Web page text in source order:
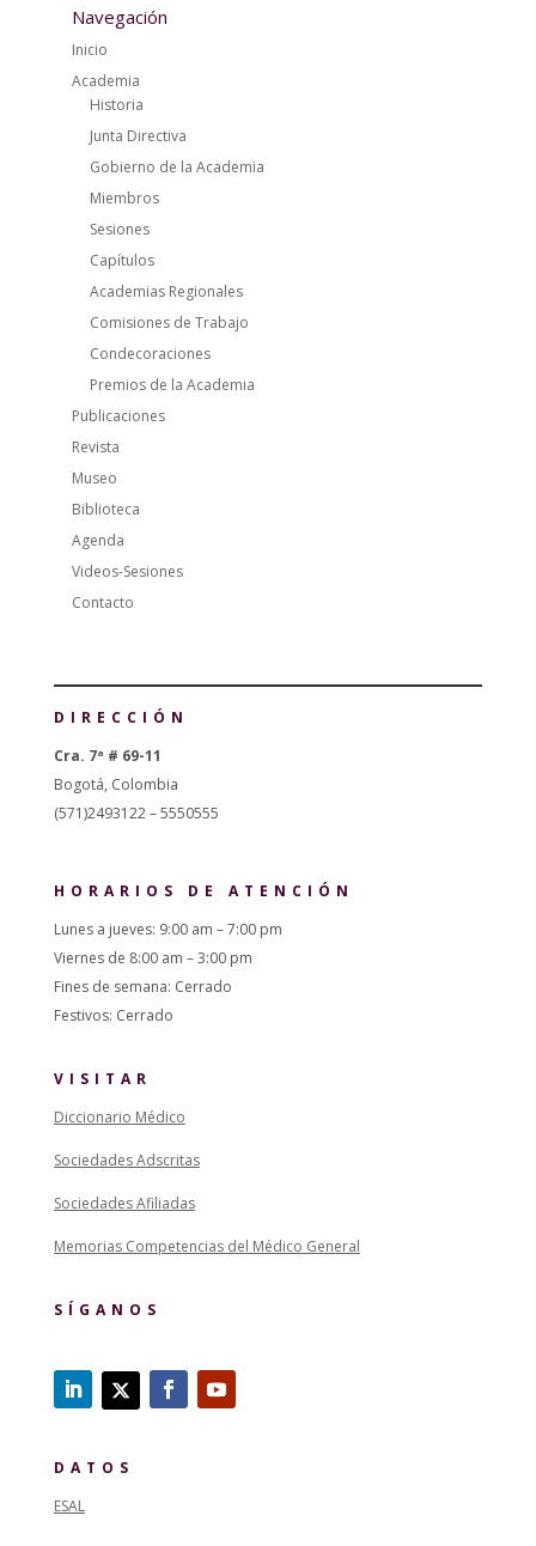
Navegación
Inicio
Academia
Historia
Junta Directiva
Gobierno de la Academia
Miembros
Sesiones
Capítulos
Academias Regionales
Comisiones de Trabajo
Condecoraciones
Premios de la Academia
Publicaciones
Revista
Museo
Biblioteca
Agenda
Videos-Sesiones
Contacto
DIRECCIÓN
Cra. 7ª # 69-11
Bogotá, Colombia
(571)2493122 – 5550555
HORARIOS DE ATENCIÓN
Lunes a jueves: 9:00 am – 7:00 pm
Viernes de 8:00 am – 3:00 pm
Fines de semana: Cerrado
Festivos: Cerrado
VISITAR
Diccionario Médico
Sociedades Adscritas
Sociedades Afiliadas
Memorias Competencias del Médico General
SÍGANOS
DATOS
ESAL